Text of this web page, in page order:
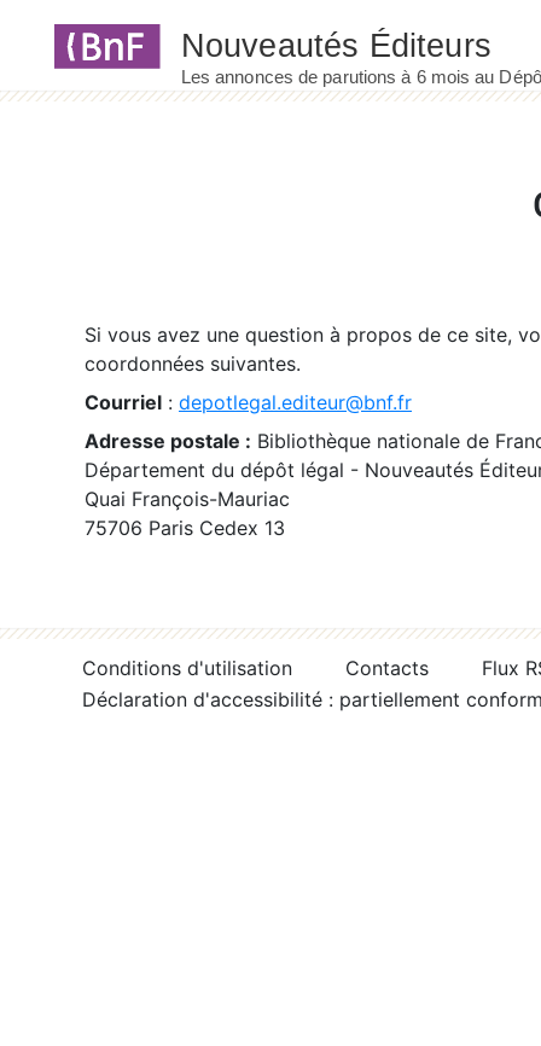
Si vous avez une question à propos de ce site,
coordonnées suivantes.
Courriel : depotlegal.editeur@bnf.fr
Adresse postale : Bibliothèque nationale de
Département du dépôt légal - Nouveautés
Quai François-Mauriac
75706 Paris Cedex 13
Conditions d'utilisation Contacts
Flux
Déclaration d'accessibilité : partiellement